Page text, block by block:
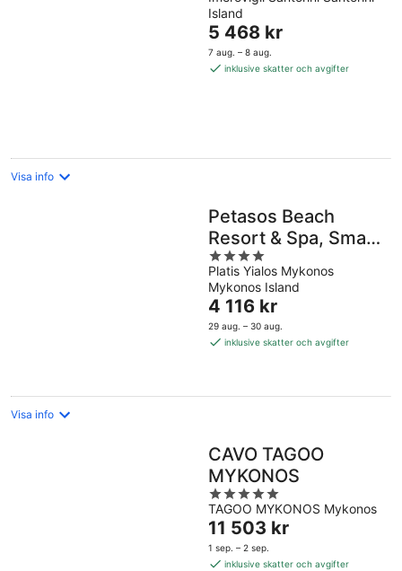
Island
Priset
är
5 468 kr
5 468 kr
7 aug. – 8 aug.
inklusive skatter och avgifter
Visa info
Petasos Beach
Resort & Spa, Small
Luxury Hotels of the
World
4
out
of
5
Platis Yialos Mykonos
Mykonos Island
Priset
är
4 116 kr
4 116 kr
29 aug. – 30 aug.
inklusive skatter och avgifter
Visa info
CAVO TAGOO
MYKONOS
5
out
of
5
TAGOO MYKONOS Mykonos
Priset
är
11 503 kr
11 503 kr
1 sep. – 2 sep.
inklusive skatter och avgifter